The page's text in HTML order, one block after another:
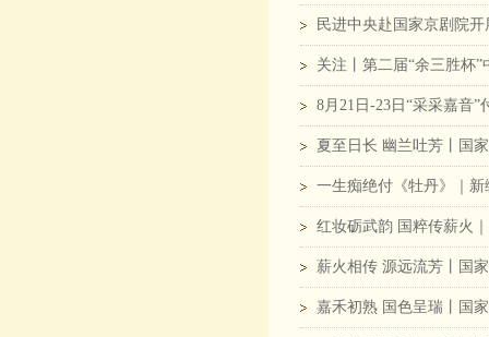
民进中央赴国家京剧院
关注丨第二届“余三胜杯
8月21日-23日“采采嘉音
夏至日长 幽兰吐芳丨国
一生痴绝付《牡丹》｜
红妆砺武韵 国粹传薪火
薪火相传 源远流芳丨国
嘉禾初熟 国色呈瑞丨国